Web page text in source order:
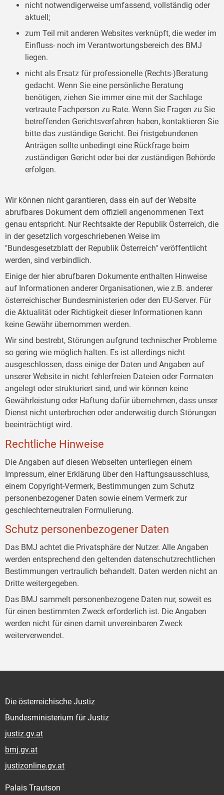
nicht notwendigerweise umfassend, vollständig oder
aktuell;
zum Teil mit anderen Websites verknüpft, die weder im
Einfluss- noch im Verantwortungsbereich des BMJ
liegen.
nicht als Ersatz für professionelle (Rechts-)Beratung
gedacht. Wenn Sie eine persönliche Beratung
benötigen, ziehen Sie immer eine mit der Sachlage
vertraute Fachperson zu Rate. Wenn Sie Fragen zu Sie
betreffenden Gerichtsverfahren haben, kontaktieren Sie
bitte das zuständige Gericht. Bei fristgebundenen
Anträgen sollte unbedingt eine Rückfrage beim
zuständigen Gericht oder bei der zuständigen Behörde
erfolgen.
Wir können nicht garantieren, dass ein auf der Website
abrufbares Dokument dem offiziell angenommenen Text
genau entspricht. Nur Rechtsakte der Republik Österreich, die
in der gesetzlich vorgeschriebenen Weise im
"Bundesgesetzblatt der Republik Österreich" veröffentlicht
werden, sind verbindlich.
Einige der hier abrufbaren Dokumente enthalten Hinweise
auf Informationen anderer Organisationen, wie z.B. anderer
österreichischer Bundesministerien oder den EU-Server. Für
die Aktualität oder Richtigkeit dieser Informationen kann
keine Gewähr übernommen werden.
Wir sind bestrebt, Störungen aufgrund technischer Probleme
so gering wie möglich halten. Es ist allerdings nicht
ausgeschlossen, dass einige der Daten und Angaben auf
unserer Website in nicht fehlerfreien Dateien oder Formaten
angelegt oder strukturiert sind, und wir können keine
Gewährleistung oder Haftung dafür übernehmen, dass unser
Dienst nicht unterbrochen oder anderweitig durch Störungen
beeinträchtigt wird.
Rechtliche Hinweise
Die Angaben auf diesen Webseiten unterliegen einem
Impressum, einer Erklärung über den Haftungsausschluss,
einem Copyright-Vermerk, Bestimmungen zum Schutz
personenbezogener Daten sowie einem Vermerk zur
geschlechterneutralen Formulierung.
Schutz personenbezogener Daten
Das BMJ achtet die Privatsphäre der Nutzer. Alle Angaben
werden entsprechend den geltenden datenschutzrechtlichen
Bestimmungen vertraulich behandelt. Daten werden nicht an
Dritte weitergegeben.
Das BMJ sammelt personenbezogene Daten nur, soweit es
für einen bestimmten Zweck erforderlich ist. Die Angaben
werden nicht für einen damit unvereinbaren Zweck
weiterverwendet.
Die österreichische Justiz
Bundesministerium für Justiz
justiz.gv.at
bmj.gv.at
justizonline.gv.at
Palais Trautson